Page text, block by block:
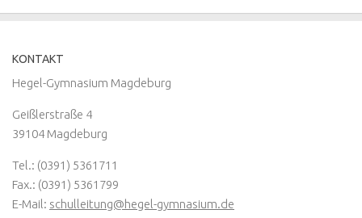
KONTAKT
Hegel-Gymnasium Magdeburg
Geißlerstraße 4
39104 Magdeburg
Tel.: (0391) 5361711
Fax.: (0391) 5361799
E-Mail: schulleitung@hegel-gymnasium.de